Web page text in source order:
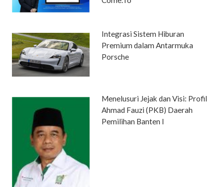
Integrasi Sistem Hiburan
Premium dalam Antarmuka
Porsche
Menelusuri Jejak dan Visi: Profil
Ahmad Fauzi (PKB) Daerah
Pemilihan Banten I